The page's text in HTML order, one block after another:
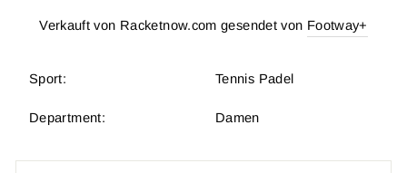
Verkauft von Racketnow.com gesendet von Footway+
Sport: Tennis Padel
Department: Damen